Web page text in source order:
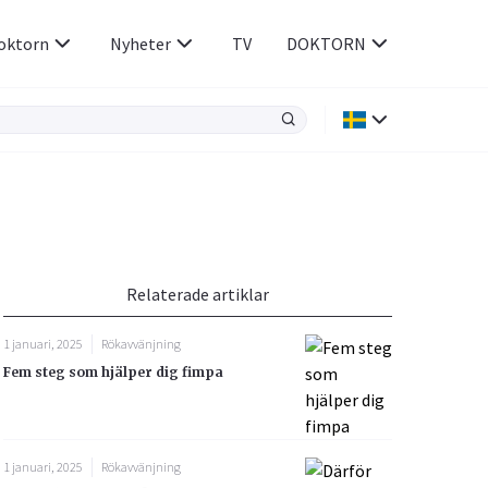
Rökavvänjning
Rörelseapparaten
Sex & Samliv
Sömn & Stress
Nyheter TV DOKTORN
Relaterade artiklar
1 januari, 2025
Rökavvänjning
Fem steg som hjälper dig fimpa
1 januari, 2025
Rökavvänjning